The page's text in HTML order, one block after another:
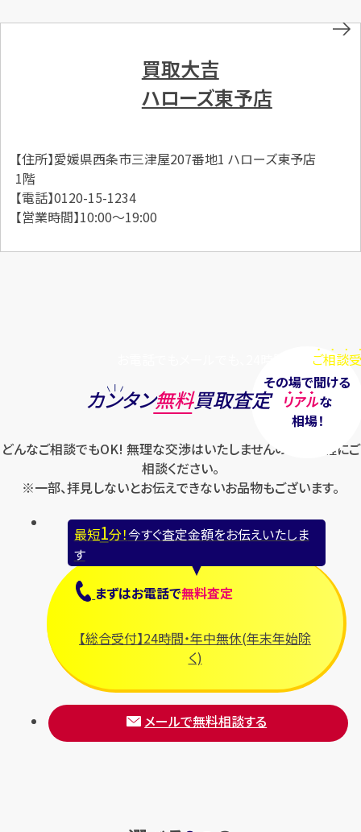
買取大吉
ハローズ東予店
【住所】愛媛県西条市三津屋207番地1 ハローズ東予店
1階
【電話】0120-15-1234
【営業時間】10:00～19:00
ご相談
その場で聞ける
リアルな
相場！
カンタン無料買取査定
どんなご相談でもOK! 無理な交渉はいたしませんのでお気軽にご
相談ください。
※一部、拝見しないとお伝えできないお品物もございます。
最短1分！今すぐ査定金額をお伝えいたしま
す
まずはお電話で無料査定
【総合受付】24時間・年中無休(年末年始除
く)
メールで無料相談する